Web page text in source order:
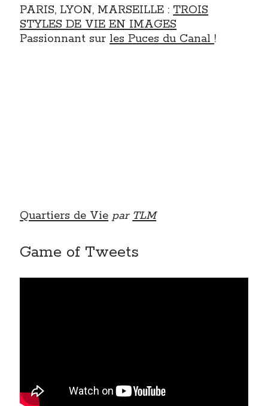
PARIS, LYON, MARSEILLE : TROIS
STYLES DE VIE EN IMAGES
Passionnant surles Puces du Canal !
Quartiers de Vie par TLM
Game of Tweets